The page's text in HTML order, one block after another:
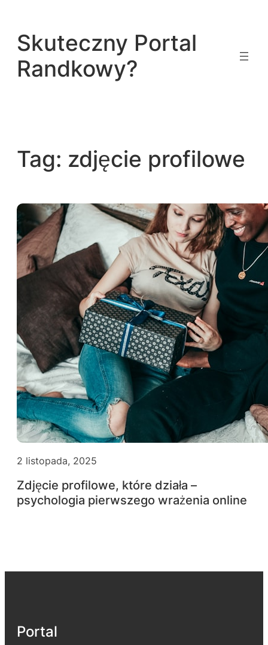
treści
Skuteczny Portal
Randkowy?
Tag: zdjęcie profilowe
2 listopada, 2025
Zdjęcie profilowe, które działa –
psychologia pierwszego wrażenia online
Portal